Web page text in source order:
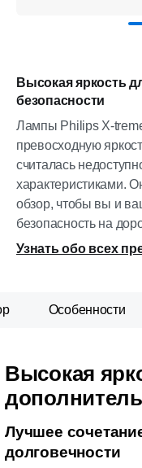
Высокая яркость
безопасности
Лампы Philips X-
превосходную
считалась
характеристиками.
обзор, чтобы вы и
безопасность на
Узнать обо всех
Особенности
Высокая
Лучшее
долговечности